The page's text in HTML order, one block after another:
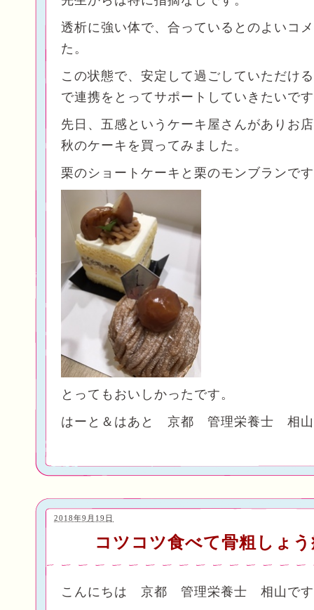
透析に強い体で、合っているとのよいコ
た。
この状態で、安定して過ごしていただけ
で連携をとってサポートしていきたいで
先日、五感というケーキ屋さんがありお
秋のケーキを買ってみました。
栗のショートケーキと栗のモンブランで
とってもおいしかったです。
はーと＆はあと 京都 管理栄養士 相
コツコツ食べて骨粗し
2018年9月19日
こんにちは 京都 管理栄養士 相山で